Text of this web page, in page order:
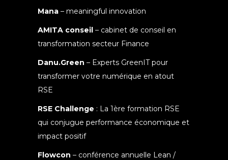
Mana – meaningful innovation
AMITA conseil – cabinet de conseil en
transformation secteur Finance
Danu.Green – Experts GreenIT pour
transformer votre numérique en atout
RSE
RSE Challenge : La 1ère formation RSE
qui conjugue performance économique et
impact positif
Flowcon – conférence annuelle Lean /